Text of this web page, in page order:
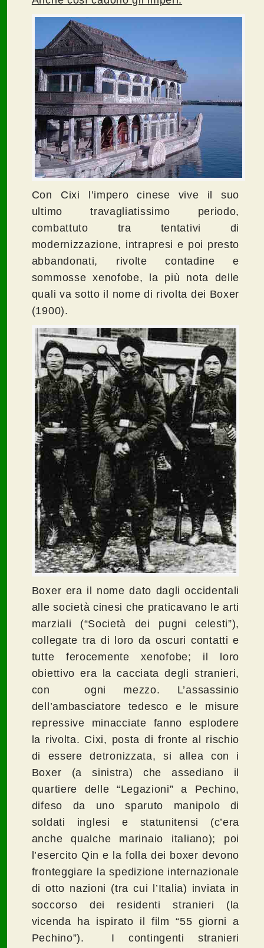
Con Cixi l’impero cinese vive il suo
ultimo travagliatissimo periodo,
combattuto tra tentativi di
modernizzazione, intrapresi e poi presto
abbandonati, rivolte contadine e
sommosse xenofobe, la più nota delle
quali va sotto il nome di rivolta dei Boxer
(1900).
Boxer era il nome dato dagli occidentali
alle società cinesi che praticavano le arti
marziali (“Società dei pugni celesti”),
collegate tra di loro da oscuri contatti e
tutte ferocemente xenofobe; il loro
obiettivo era la cacciata degli stranieri,
con ogni mezzo. L’assassinio
dell’ambasciatore tedesco e le misure
repressive minacciate fanno esplodere
la rivolta. Cixi, posta di fronte al rischio
di essere detronizzata, si allea con i
Boxer (a sinistra) che assediano il
quartiere delle “Legazioni” a Pechino,
difeso da uno sparuto manipolo di
soldati inglesi e statunitensi (c’era
anche qualche marinaio italiano); poi
l’esercito Qin e la folla dei boxer devono
fronteggiare la spedizione internazionale
di otto nazioni (tra cui l’Italia) inviata in
soccorso dei residenti stranieri (la
vicenda ha ispirato il film “55 giorni a
Pechino”). I contingenti stranieri